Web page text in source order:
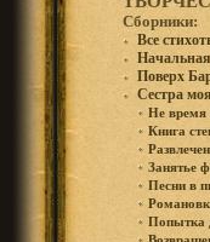
Сборники:
Все
Поверх
Сестра
Не время
Книга
Занятье
Песни в
Попытка